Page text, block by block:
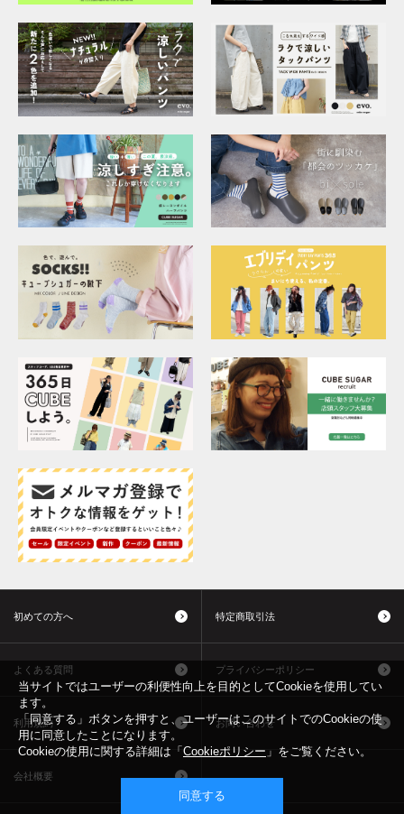
初めての方へ 特定商取引法
よくある質問 プライバシーポリシー
利用規約 お問い合わせ
会社概要
当サイトではユーザーの利便性向上を目的としてCookieを使用してい
ます。
「同意する」ボタンを押すと、ユーザーはこのサイトでのCookieの使
用に同意したことになります。
Cookieの使用に関する詳細は「 Cookieポリシー 」をご覧ください。
同意する